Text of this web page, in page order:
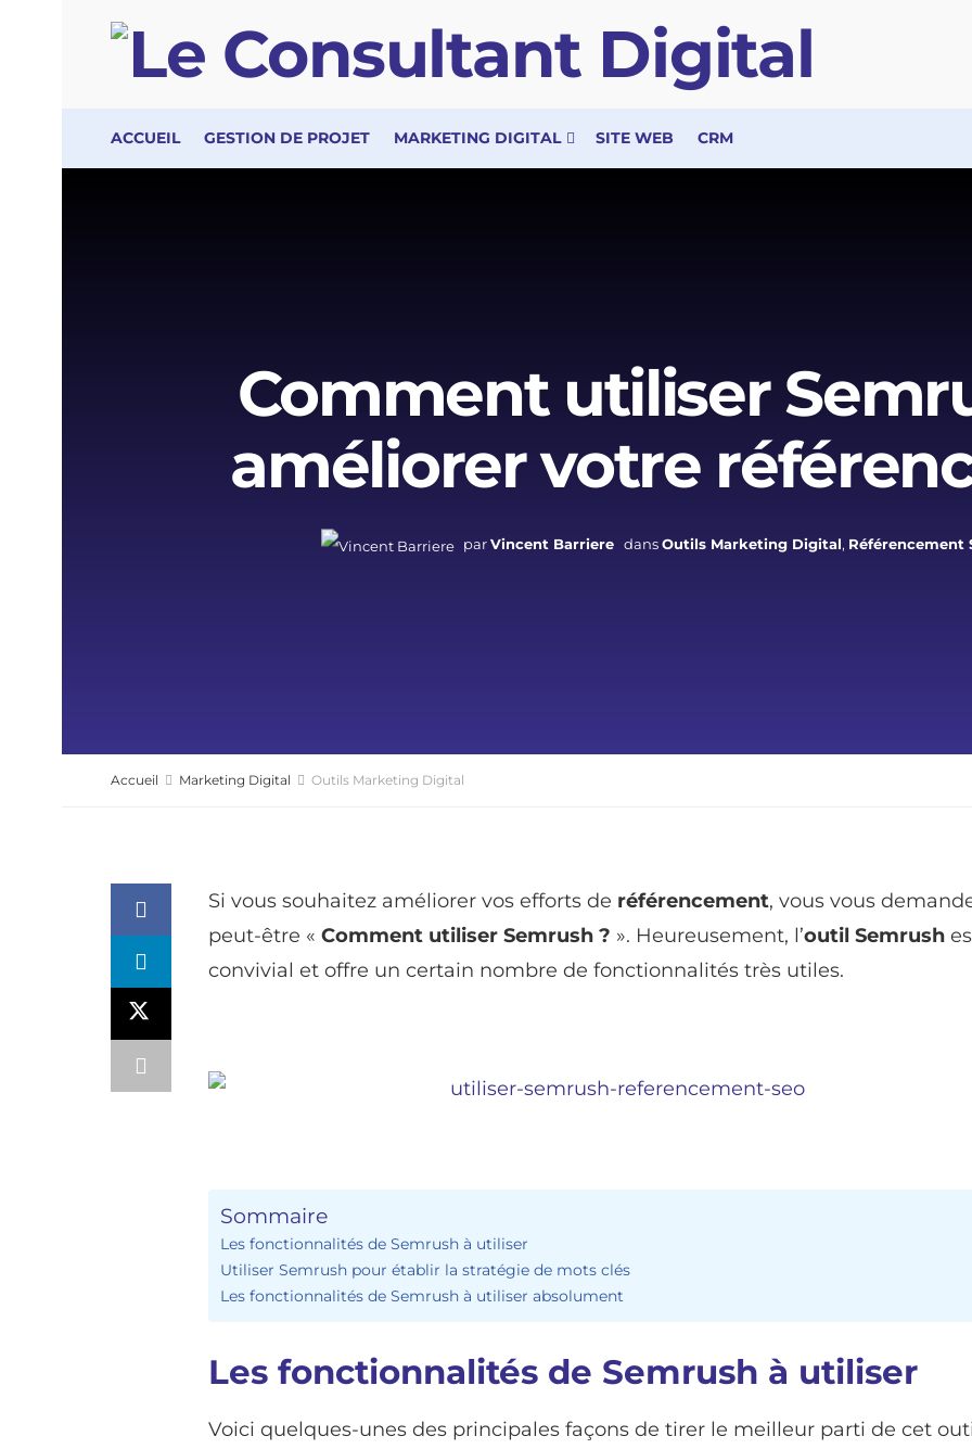
ACCUEIL GESTION DE PROJET MARKETING DIGITAL SITE WEB CRM
Comment utiliser
améliorer votre
par Vincent Barriere dans Outils Marketing Digital, Référencement
Accueil Marketing Digital Outils Marketing Digital
Si vous souhaitez améliorer vos efforts de référencement, vous vous
peut-être « Comment utiliser Semrush ? ». Heureusement, l’outil Semrush
convivial et offre un certain nombre de fonctionnalités très utiles.
Sommaire
Les fonctionnalités de Semrush à utiliser
Utiliser Semrush pour établir la stratégie de mots clés
Les fonctionnalités de Semrush à utiliser absolument
Les fonctionnalités de Semrush à utiliser
Voici quelques-unes des principales façons de tirer le meilleur parti de cet